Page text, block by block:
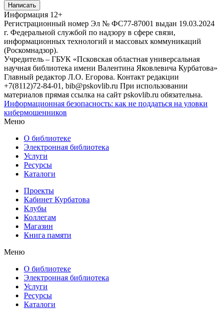
Написать
Информация 12+
Регистрационный номер Эл № ФС77-87001 выдан 19.03.2024
г. Федеральной службой по надзору в сфере связи,
информационных технологий и массовых коммуникаций
(Роскомнадзор).
Учредитель – ГБУК «Псковская областная универсальная
научная библиотека имени Валентина Яковлевича Курбатова»
Главный редактор Л.О. Егорова. Контакт редакции
+7(8112)72-84-01, bib@pskovlib.ru При использовании
материалов прямая ссылка на сайт pskovlib.ru обязательна.
Информационная безопасность: как не поддаться на уловки
кибермошенников
Меню
О библиотеке
Электронная библиотека
Услуги
Ресурсы
Каталоги
Проекты
Кабинет Курбатова
Клубы
Коллегам
Магазин
Книга памяти
Меню
О библиотеке
Электронная библиотека
Услуги
Ресурсы
Каталоги